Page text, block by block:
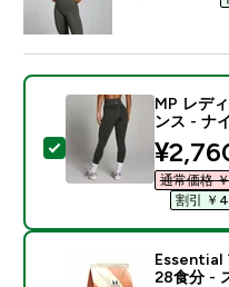
この商品を選択 -
MP レデ
ンス - ナ
通常価格
割引 ￥
Essential
28食分 -